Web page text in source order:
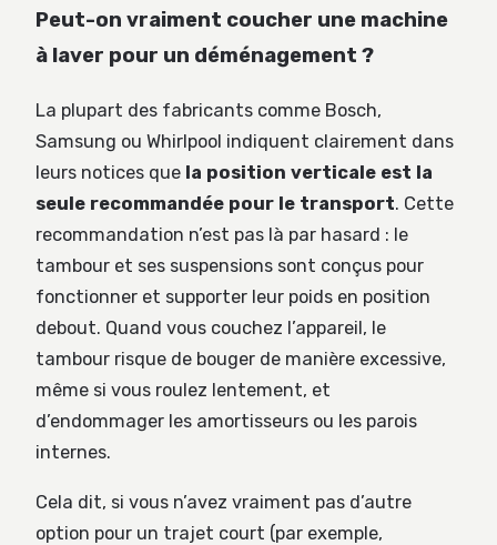
Peut-on vraiment coucher une machine
à laver pour un déménagement ?
La plupart des fabricants comme Bosch,
Samsung ou Whirlpool indiquent clairement dans
leurs notices que la position verticale est la
seule recommandée pour le transport. Cette
recommandation n’est pas là par hasard : le
tambour et ses suspensions sont conçus pour
fonctionner et supporter leur poids en position
debout. Quand vous couchez l’appareil, le
tambour risque de bouger de manière excessive,
même si vous roulez lentement, et
d’endommager les amortisseurs ou les parois
internes.
Cela dit, si vous n’avez vraiment pas d’autre
option pour un trajet court (par exemple,